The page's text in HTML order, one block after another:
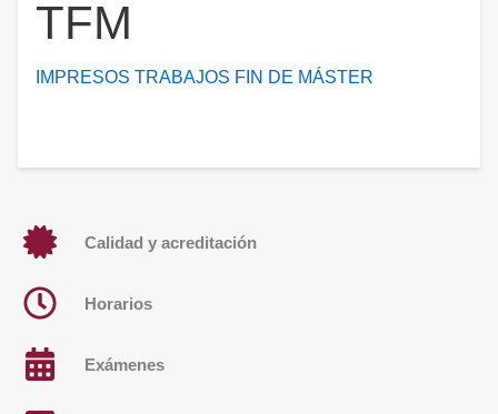
TFM
IMPRESOS TRABAJOS FIN DE MÁSTER
Calidad y acreditación
Horarios
Exámenes